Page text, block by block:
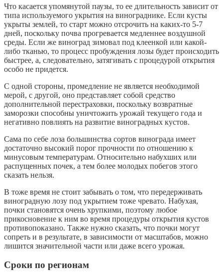
Что касается упомянутой паузы, то ее длительность зависит от
типа используемого укрытия на винограднике. Если кусты
укрыты землей, то старт можно отсрочить на каких-то 5-7
дней, поскольку почва прогревается медленнее воздушной
среды. Если же виноград зимовал под клеенкой или какой-
либо тканью, то процесс пробуждения лозы будет происходить
быстрее, а, следовательно, затягивать с процедурой открытия
особо не придется.
С одной стороны, промедление не является необходимой
мерой, с другой, оно представляет собой средство
дополнительной перестраховки, поскольку возвратные
заморозки способны уничтожить урожай текущего года и
негативно повлиять на развитие виноградных кустов.
Сама по себе лоза большинства сортов винограда имеет
достаточно высокий порог прочности по отношению к
минусовым температурам. Относительно набухших или
распущенных почек, а тем более молодых побегов этого
сказать нельзя.
В тоже время не стоит забывать о том, что передерживать
виноградную лозу под укрытием тоже чревато. Набухая,
почки становятся очень хрупкими, поэтому любое
прикосновение к ним во время процедуры открытия кустов
противопоказано. Также нужно сказать, что почки могут
сопреть и в результате, в зависимости от масштабов, можно
лишится значительной части или даже всего урожая.
Сроки по регионам